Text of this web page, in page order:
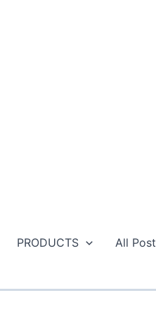
PRODUCTS All Post